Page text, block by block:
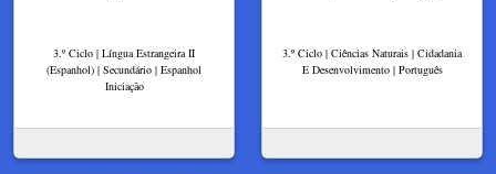
3.º Ciclo | Língua Estrangeira II
(Espanhol) | Secundário | Espanhol
Iniciação
3.º Ciclo | Ciências Naturais | Cidadania
E Desenvolvimento | Português